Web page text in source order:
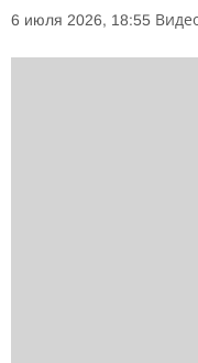
6 июля 2026, 18:55